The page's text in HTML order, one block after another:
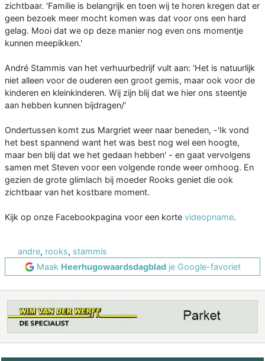
zichtbaar. 'Familie is belangrijk en toen wij te horen kregen dat er
geen bezoek meer mocht komen was dat voor ons een hard
gelag. Mooi dat we op deze manier nog even ons momentje
kunnen meepikken.'
André Stammis van het verhuurbedrijf vult aan: 'Het is natuurlijk
niet alleen voor de ouderen een groot gemis, maar ook voor de
kinderen en kleinkinderen. Wij zijn blij dat we hier ons steentje
aan hebben kunnen bijdragen/'
Ondertussen komt zus Margriet weer naar beneden, -'Ik vond
het best spannend want het was best nog wel een hoogte,
maar ben blij dat we het gedaan hebben' - en gaat vervolgens
samen met Steven voor een volgende ronde weer omhoog. En
gezien de grote glimlach bij moeder Rooks geniet die ook
zichtbaar van het kostbare moment.
Kijk op onze Facebookpagina voor een korte videopname.
andre, rooks, stammis
Maak Heerhugowaardsdagbladje Google-favoriet